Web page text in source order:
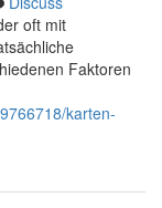
oft mit
Faktoren
karten-